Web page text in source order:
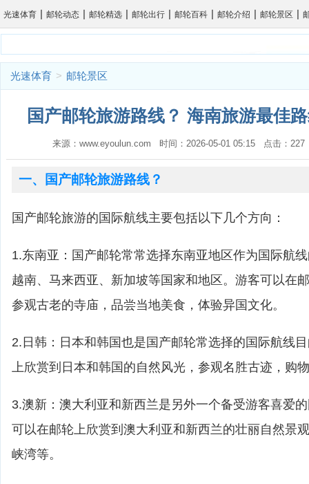
光速体育 | 邮轮动态 | 邮轮精选 | 邮轮出行 | 邮轮百科 | 邮轮介绍 | 邮轮景区 |
光速体育 > 邮轮景区
国产邮轮旅游路线？ 海南旅游最佳
来源：www.eyoulun.com 时间：2026-05-01 05:15 点击：
一、国产邮轮旅游路线？
国产邮轮旅游的国际航线主要包括以下几个方向：
1.东南亚：国产邮轮常常选择东南亚地区作为国际航
越南、马来西亚、新加坡等国家和地区。游客可以在
参观古老的寺庙，品尝当地美食，体验异国文化。
2.日韩：日本和韩国也是国产邮轮常选择的国际航线
上欣赏到日本和韩国的自然风光，参观名胜古迹，购
3.澳新：澳大利亚和新西兰是另外一个备受游客喜爱
可以在邮轮上欣赏到澳大利亚和新西兰的壮丽自然景
峡湾等。